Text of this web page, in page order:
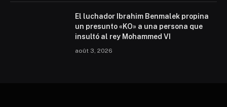
El luchador Ibrahim Benmalek propina
un presunto «KO» a una persona que
insultó al rey Mohammed VI
août 3, 2026